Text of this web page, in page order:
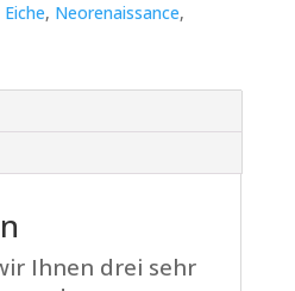
Eiche, Neorenaissance,
Ihnen drei sehr